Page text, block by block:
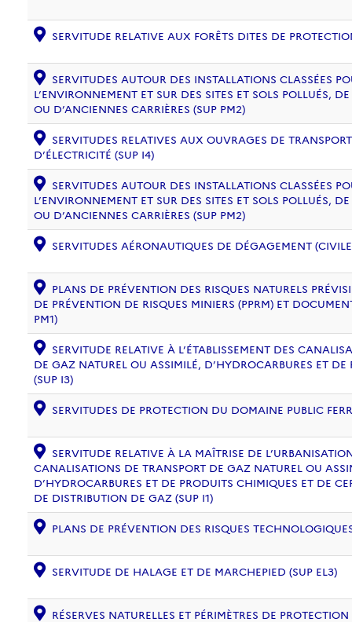
SERVITUDE RELATIVE AUX FORÊTS DITES DE
SERVITUDES AUTOUR DES INSTALLATIONS CLASSÉES
L’ENVIRONNEMENT ET SUR DES SITES ET SOLS POLLUÉS,
OU D’ANCIENNES CARRIÈRES (SUP PM2)
SERVITUDES RELATIVES AUX OUVRAGES DE
D’ÉLECTRICITÉ (SUP I4)
SERVITUDES AUTOUR DES INSTALLATIONS CLASSÉES
L’ENVIRONNEMENT ET SUR DES SITES ET SOLS POLLUÉS,
OU D’ANCIENNES CARRIÈRES (SUP PM2)
SERVITUDES AÉRONAUTIQUES DE DÉGAGEMENT
PLANS DE PRÉVENTION DES RISQUES NATURELS
DE PRÉVENTION DE RISQUES MINIERS (PPRM) ET
PM1)
SERVITUDE RELATIVE À L’ÉTABLISSEMENT DES
DE GAZ NATUREL OU ASSIMILÉ, D’HYDROCARBURES ET
(SUP I3)
SERVITUDES DE PROTECTION DU DOMAINE PUBLIC
SERVITUDE RELATIVE À LA MAÎTRISE DE
CANALISATIONS DE TRANSPORT DE GAZ NATUREL OU
D’HYDROCARBURES ET DE PRODUITS CHIMIQUES ET DE
DE DISTRIBUTION DE GAZ (SUP I1)
PLANS DE PRÉVENTION DES RISQUES
SERVITUDE DE HALAGE ET DE MARCHEPIED (SUP EL3)
RÉSERVES NATURELLES ET PÉRIMÈTRES DE